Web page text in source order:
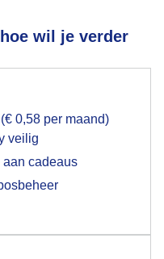
wil je verder
(€ 0,58 per maand)
veilig
aan cadeaus
(5
voor het
op hebt gegeven,
je browser waarin
popup